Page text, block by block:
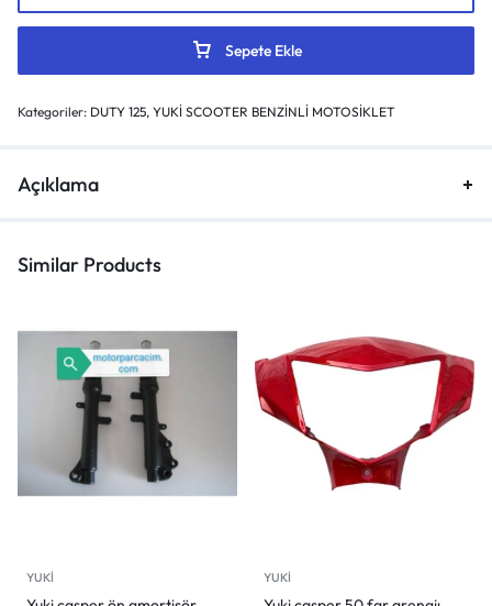
Sepete Ekle
Kategoriler: DUTY 125, YUKİ SCOOTER BENZİNLİ MOTOSİKLET
Açıklama
Similar Products
YUKİ YUKİ